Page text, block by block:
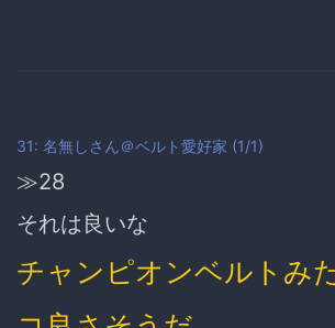
31: 名無しさん＠ベルト愛好家 (1/1)
≫28
それは良いな
チャンピオンベルトみ